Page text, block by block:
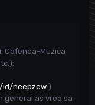
Cafenea-Muzica
id/neepzew )
general as vrea sa